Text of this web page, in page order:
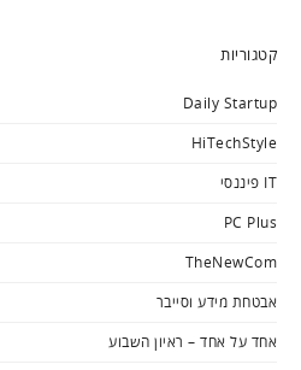
קטגוריות
Daily Startup
HiTechStyle
IT פיננסי
PC Plus
TheNewCom
אבטחת מידע וסייבר
אחד על אחד – ראיון השבוע